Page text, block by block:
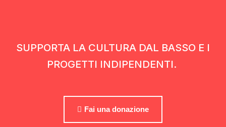
SUPPORTA LA CULTURA DAL BASSO E I
PROGETTI INDIPENDENTI.
Fai una donazione